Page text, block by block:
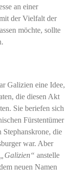
an einer
der Vielfalt der
möchte, sollte
Galizien eine Idee,
die diesen Akt
Sie beriefen sich
Fürstentümer
die
war. Aber
„Galizien“ anstelle
neuen Namen